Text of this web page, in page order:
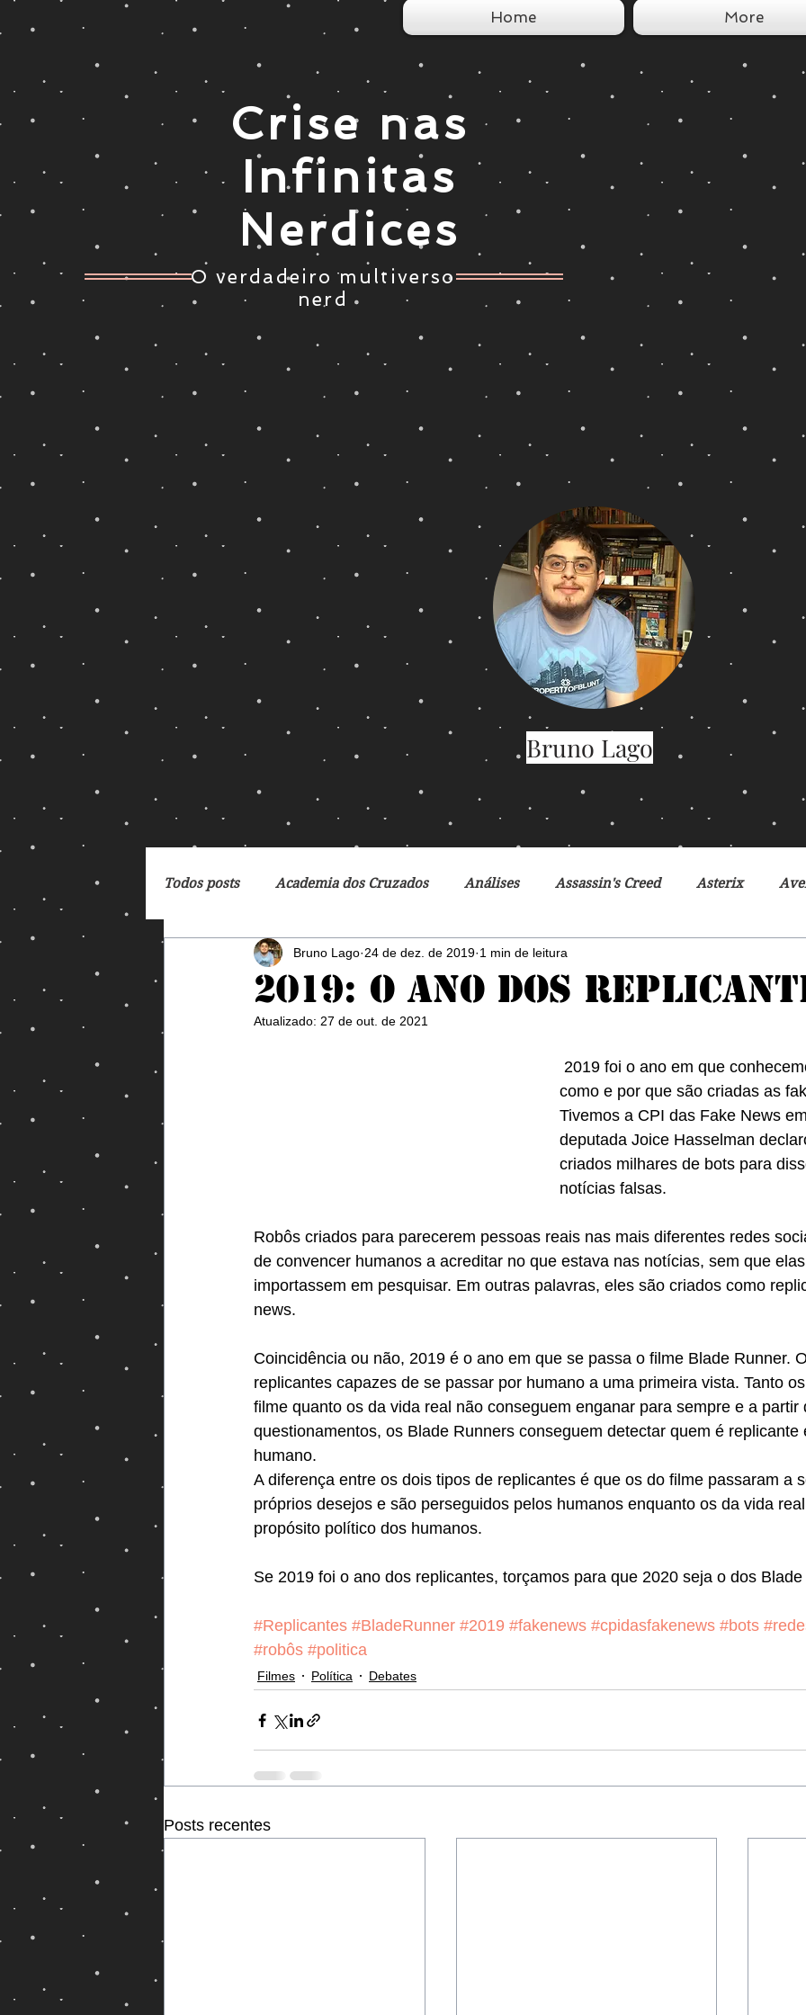
Home More
Crise nas
Infinitas
Nerdices
O verdadeiro multiverso
nerd
Todos posts Academia dos Cruzados Análises Assassin's Creed Asterix
Breaking Bad Cartoon Ciclo da Herança Crônicas de Gelo e Fogo
DC Comics De Volta para o Futuro
Fox Fronteiras do Universo
Jogos Vorazes Livros
Magos e Semideuses
2019: O ano dos
Bruno Lago 24 de dez. de 2019 1 min de leitura
Atualizado: 27 de out. de 2021
como e por que são criadas as
Tivemos a CPI das Fake News
deputada Joice Hasselman
criados milhares de bots para
notícias falsas.
Robôs criados para parecerem pessoas reais nas mais diferentes redes
de convencer humanos a acreditar no que estava nas notícias, sem que
importassem em pesquisar. Em outras palavras, eles são criados como
news.
Coincidência ou não, 2019 é o ano em que se passa o filme Blade Runner.
replicantes capazes de se passar por humano a uma primeira vista. Tanto
filme quanto os da vida real não conseguem enganar para sempre e a partir
questionamentos, os Blade Runners conseguem detectar quem é replicante
humano.
A diferença entre os dois tipos de replicantes é que os do filme passaram a
próprios desejos e são perseguidos pelos humanos enquanto os da vida
propósito político dos humanos.
Se 2019 foi o ano dos replicantes, torçamos para que 2020 seja o dos
#Replicantes #BladeRunner #2019 #fakenews #cpidasfakenews #bots
#robôs #politica
Filmes Política Debates
Posts recentes
Bruno Lago